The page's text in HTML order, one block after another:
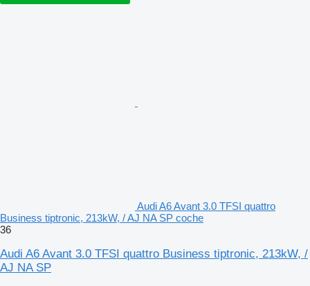
Audi A6 Avant 3.0 TFSI quattro
Business tiptronic, 213kW, / AJ NA SP coche
36
Audi A6 Avant 3.0 TFSI quattro Business tiptronic, 213kW, /
AJ NA SP